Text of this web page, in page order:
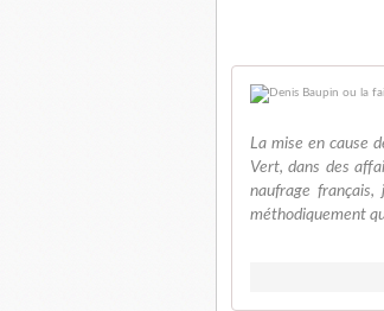
La mise en cause
Vert, dans des
naufrage français,
méthodiquement